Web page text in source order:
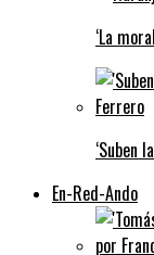
‘La
‘Suben
En-Red-Ando